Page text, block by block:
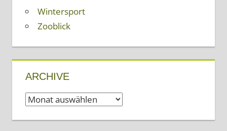
Wintersport
Zooblick
ARCHIVE
Archive